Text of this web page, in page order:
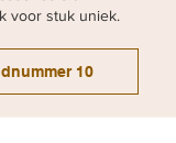
voor stuk uniek.
10